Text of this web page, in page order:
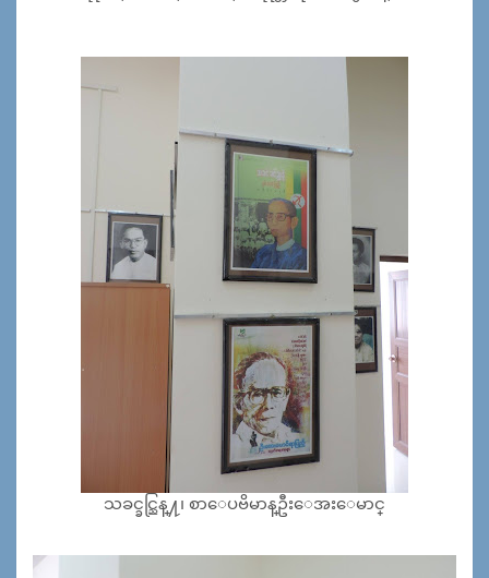
သခင္ခင္ညြန္႔၊ စာေပဗိမာန္ဦးေအးေမာင္